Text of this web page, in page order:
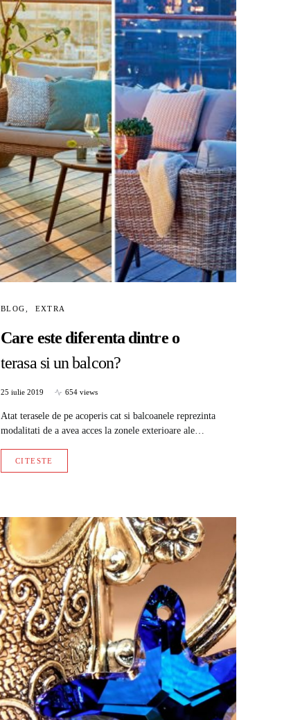
BLOG EXTRA
Care este diferenta dintre o
terasa si un balcon?
25 iulie 2019 654 views
Atat terasele de pe acoperis cat si balcoanele reprezinta
modalitati de a avea acces la zonele exterioare ale…
CITESTE